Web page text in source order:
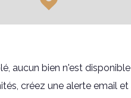
aucun bien n'est
créez une alerte email